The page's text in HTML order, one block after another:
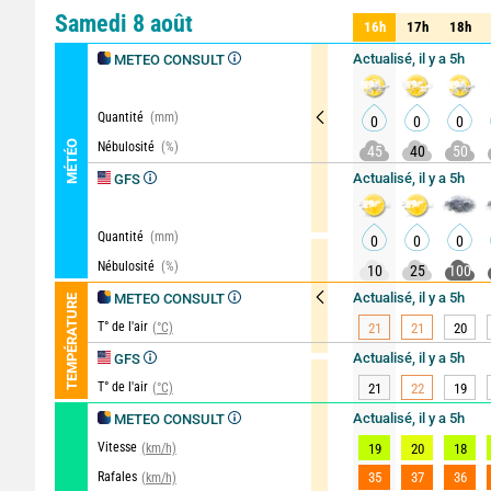
Comparateur détaillé
Samedi 8 août
MÉTÉO
METEO CONSULT
Quantité (mm)
Nébulosité (%)
GFS
Quantité (mm)
Nébulosité (%)
TEMPÉRATURE METEO CONSULT
T° de l'air (°C)
GFS
T° de l'air (°C)
METEO CONSULT
Vitesse (km/h)
Rafales (km/h)
16h 17h 18h
16h 17h 18h
Actualisé, il y a 5h
0 0 0
45
40 50
Actualisé, il y a 5h
0 0 0
10
25 100
Actualisé, il y a 5h
21
21 20
Actualisé, il y a 5h
21
22 19
Actualisé, il y a 5h
19
20 18
35
37 36